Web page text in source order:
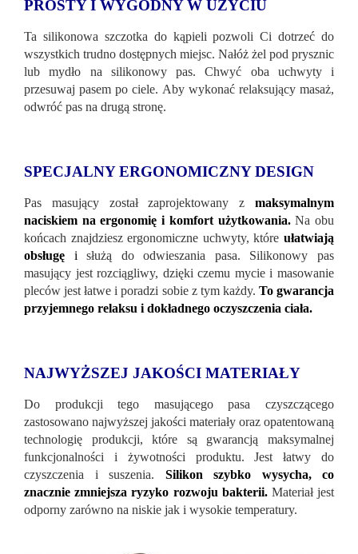
PROSTY I WYGODNY W UŻYCIU
Ta silikonowa szczotka do kąpieli pozwoli Ci dotrzeć do
wszystkich trudno dostępnych miejsc. Nałóż żel pod prysznic
lub mydło na silikonowy pas. Chwyć oba uchwyty i
przesuwaj pasem po ciele. Aby wykonać relaksujący masaż,
odwróć pas na drugą stronę.
SPECJALNY ERGONOMICZNY DESIGN
Pas masujący został zaprojektowany z maksymalnym
naciskiem na ergonomię i komfort użytkowania.Na obu
końcach znajdziesz ergonomiczne uchwyty, które ułatwiają
obsługę i służą do odwieszania pasa. Silikonowy pas
masujący jest rozciągliwy, dzięki czemu mycie i masowanie
pleców jest łatwe i poradzi sobie z tym każdy. To gwarancja
przyjemnego relaksu i dokładnego oczyszczenia ciała.
NAJWYŻSZEJ JAKOŚCI MATERIAŁY
Do produkcji tego masującego pasa czyszczącego
zastosowano najwyższej jakości materiały oraz opatentowaną
technologię produkcji, które są gwarancją maksymalnej
funkcjonalności i żywotności produktu. Jest łatwy do
czyszczenia i suszenia. Silikon szybko wysycha, co
znacznie zmniejsza ryzyko rozwoju bakterii. Materiał jest
odporny zarówno na niskie jak i wysokie temperatury.